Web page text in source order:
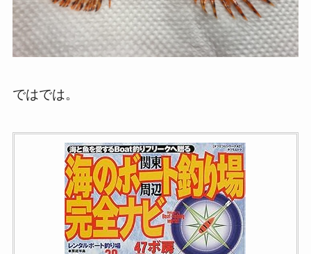
ではでは。